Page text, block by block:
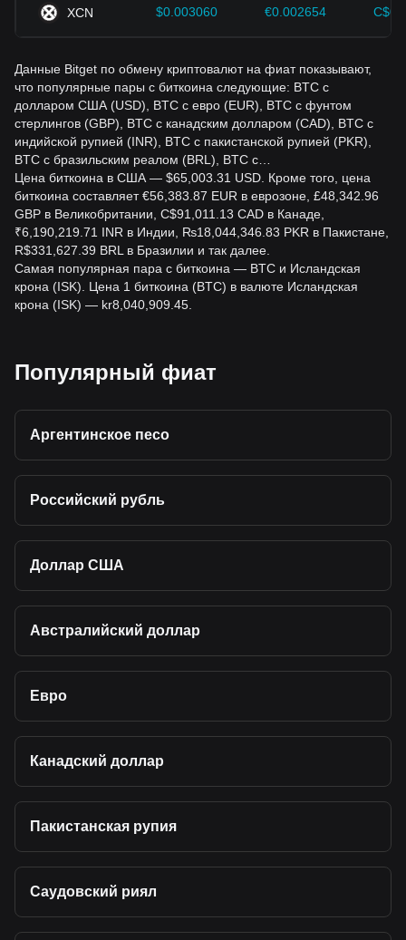
XCN $0.003060 €0.002654
Данные Bitget по обмену криптовалют на фиат показывают,
что популярные пары с биткоина следующие: BTC с
долларом США (USD), BTC с евро (EUR), BTC с фунтом
стерлингов (GBP), BTC с канадским долларом (CAD), BTC с
индийской рупией (INR), BTC с пакистанской рупией (PKR),
BTC с бразильским реалом (BRL), BTC с…
Цена биткоина в США — $65,003.31 USD. Кроме того, цена
биткоина составляет €56,383.87 EUR в еврозоне, £48,342.96
GBP в Великобритании, C$91,011.13 CAD в Канаде,
₹6,190,219.71 INR в Индии, ₨18,044,346.83 PKR в Пакистане,
R$331,627.39 BRL в Бразилии и так далее.
Самая популярная пара с биткоина — BTC и Исландская
крона (ISK). Цена 1 биткоина (BTC) в валюте Исландская
крона (ISK) — kr8,040,909.45.
Популярный фиат
Аргентинское песо
Российский рубль
Доллар США
Австралийский доллар
Евро
Канадский доллар
Пакистанская рупия
Саудовский риял